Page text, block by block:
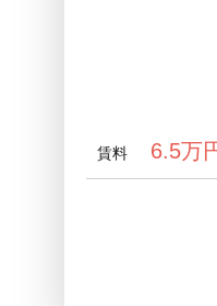
賃料 6.5万